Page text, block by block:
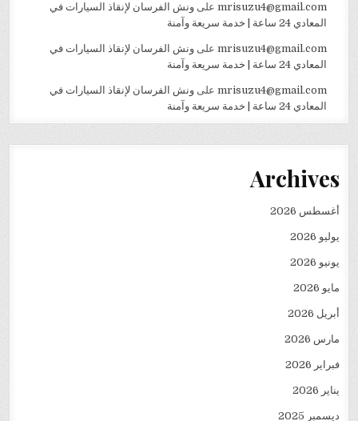
mrisuzu4@gmail.comعلى ونش الفرسان لإنقاذ السيارات في
المعادي 24 ساعة | خدمة سريعة وآمنة
mrisuzu4@gmail.comعلى ونش الفرسان لإنقاذ السيارات في
المعادي 24 ساعة | خدمة سريعة وآمنة
mrisuzu4@gmail.comعلى ونش الفرسان لإنقاذ السيارات في
المعادي 24 ساعة | خدمة سريعة وآمنة
Archives
أغسطس 2026
يوليو 2026
يونيو 2026
مايو 2026
أبريل 2026
مارس 2026
فبراير 2026
يناير 2026
ديسمبر 2025